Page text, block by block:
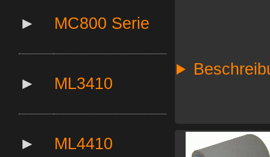
► MC800 Serie
► ML3410
► ML4410